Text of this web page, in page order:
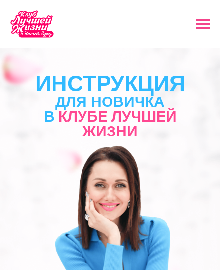
ИНСТРУКЦИЯ
ДЛЯ НОВИЧКА
В КЛУБЕ ЛУЧШЕЙ
ЖИЗНИ